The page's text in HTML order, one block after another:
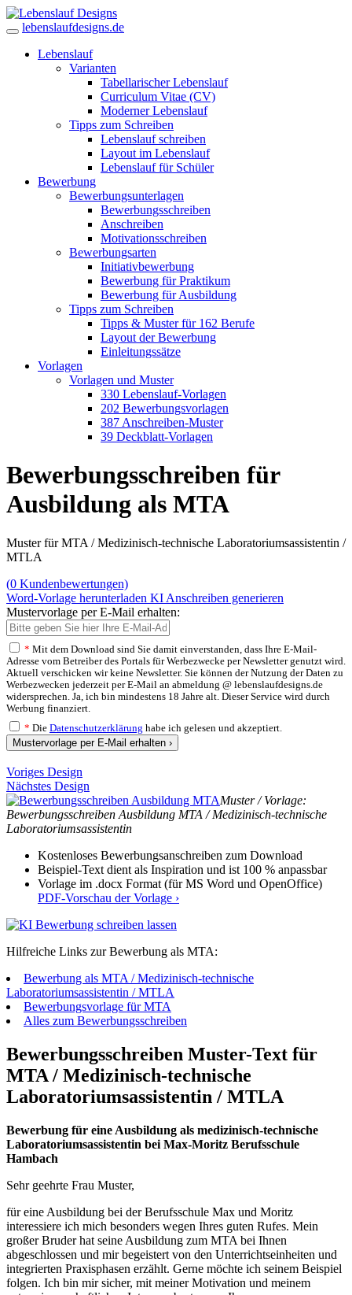
lebenslaufdesigns.de
Lebenslauf
Varianten
Tabellarischer Lebenslauf
Curriculum Vitae (CV)
Moderner Lebenslauf
Tipps zum Schreiben
Lebenslauf schreiben
Layout im Lebenslauf
Lebenslauf für Schüler
Bewerbung
Bewerbungsunterlagen
Bewerbungsschreiben
Anschreiben
Motivationsschreiben
Bewerbungsarten
Initiativbewerbung
Bewerbung für Praktikum
Bewerbung für Ausbildung
Tipps zum Schreiben
Tipps & Muster für 162 Berufe
Layout der Bewerbung
Einleitungssätze
Vorlagen
Vorlagen und Muster
330 Lebenslauf-Vorlagen
202 Bewerbungsvorlagen
387 Anschreiben-Muster
39 Deckblatt-Vorlagen
Bewerbungsschreiben für
Ausbildung als MTA
Muster für MTA / Medizinisch-technische Laboratoriumsassistentin /
MTLA
(0 Kundenbewertungen)
Word-Vorlage herunterladen KI Anschreiben generieren
Mustervorlage per E-Mail erhalten:
* Mit dem Download sind Sie damit einverstanden, dass Ihre E-Mail-
Adresse vom Betreiber des Portals für Werbezwecke per Newsletter genutzt wird.
Aktuell verschicken wir keine Newsletter. Sie können der Nutzung der Daten zu
Werbezwecken jederzeit per E-Mail an abmeldung @ lebenslaufdesigns.de
widersprechen. Ja, ich bin mindestens 18 Jahre alt. Dieser Service wird durch
Werbung finanziert.
* Die Datenschutzerklärung habe ich gelesen und akzeptiert.
Mustervorlage per E-Mail erhalten ›
Voriges Design
Nächstes Design
Muster / Vorlage:
Bewerbungsschreiben Ausbildung MTA / Medizinisch-technische
Laboratoriumsassistentin
Kostenloses Bewerbungsanschreiben zum Download
Beispiel-Text dient als Inspiration und ist 100 % anpassbar
Vorlage im .docx Format (für MS Word und OpenOffice)
PDF-Vorschau der Vorlage ›
Hilfreiche Links zur Bewerbung als MTA:
Bewerbung als MTA / Medizinisch-technische
Laboratoriumsassistentin / MTLA
Bewerbungsvorlage für MTA
Alles zum Bewerbungsschreiben
Bewerbungsschreiben Muster-Text für
MTA / Medizinisch-technische
Laboratoriumsassistentin / MTLA
Bewerbung für eine Ausbildung als medizinisch-technische
Laboratoriumsassistentin bei Max-Moritz Berufsschule
Hambach
Sehr geehrte Frau Muster,
für eine Ausbildung bei der Berufsschule Max und Moritz
interessiere ich mich besonders wegen Ihres guten Rufes. Mein
großer Bruder hat seine Ausbildung zum MTA bei Ihnen
abgeschlossen und mir begeistert von den Unterrichtseinheiten und
integrierten Praxisphasen erzählt. Gerne möchte ich seinem Beispiel
folgen. Ich bin mir sicher, mit meiner Motivation und meinem